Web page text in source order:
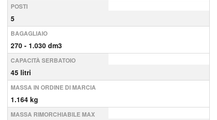
POSTI
5
BAGAGLIAIO
270 - 1.030 dm3
CAPACITÀ SERBATOIO
45 litri
MASSA IN ORDINE DI MARCIA
1.164 kg
MASSA RIMORCHIABILE MAX